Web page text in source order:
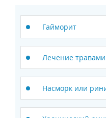
Гайморит
Лечение
Насморк или